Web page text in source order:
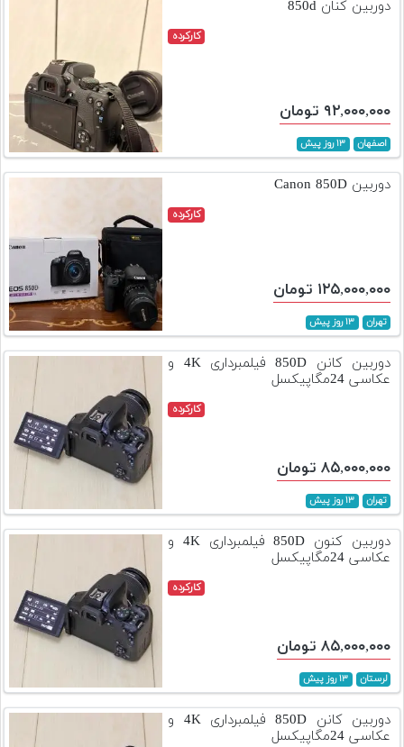
دوربین کنان 850d
کارکرده
۹۲,۰۰۰,۰۰۰ تومان
اصفهان ۱۳ روز پیش
دوربین Canon 850D
کارکرده
۱۲۵,۰۰۰,۰۰۰ تومان
تهران ۱۳ روز پیش
دوربین کانن 850D فیلمبرداری 4K و
عکاسی 24مگاپیکسل
کارکرده
۸۵,۰۰۰,۰۰۰ تومان
تهران ۱۳ روز پیش
دوربین کنون 850D فیلمبرداری 4K و
عکاسی 24مگاپیکسل
کارکرده
۸۵,۰۰۰,۰۰۰ تومان
لرستان ۱۳ روز پیش
دوربین کانن 850D فیلمبرداری 4K و
عکاسی 24مگاپیکسل